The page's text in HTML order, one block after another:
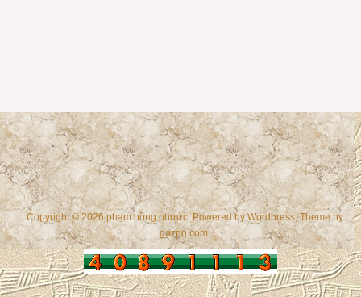
Copyright © 2026 phạm hồng phước. Powered byWordpress, Theme by
gazpo.com.